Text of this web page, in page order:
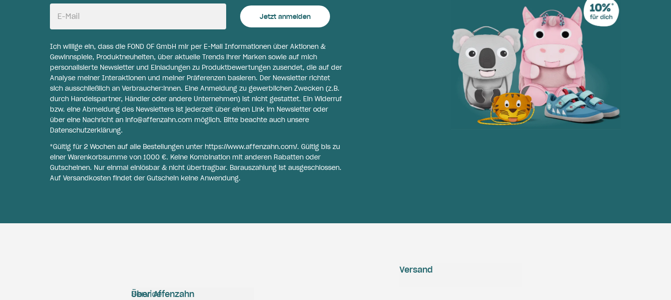
E-Mail Jetzt anmelden
Ich willige ein, dass die FOND OF GmbH mir per E-Mail Informationen über Aktionen &
Gewinnspiele, Produktneuheiten, über aktuelle Trends ihrer Marken sowie auf mich
personalisierte Newsletter und Einladungen zu Produktbewertungen zusendet, die auf der
Analyse meiner Interaktionen und meiner Präferenzen basieren. Der Newsletter richtet
sich ausschließlich an Verbraucher:innen. Eine Anmeldung zu gewerblichen Zwecken (z.B.
durch Handelspartner, Händler oder andere Unternehmen) ist nicht gestattet. Ein Widerruf
bzw. eine Abmeldung des Newsletters ist jederzeit über einen Link im Newsletter oder
über eine Nachricht an info@affenzahn.com möglich. Bitte beachte auch unsere
Datenschutzerklärung.
*Gültig für 2 Wochen auf alle Bestellungen unter https://www.affenzahn.com/. Gültig bis zu
einer Warenkorbsumme von 1000 €. Keine Kombination mit anderen Rabatten oder
Gutscheinen. Nur einmal einlösbar & nicht übertragbar. Barauszahlung ist ausgeschlossen.
Auf Versandkosten findet der Gutschein keine Anwendung.
Service
Über Affenzahn
Versand